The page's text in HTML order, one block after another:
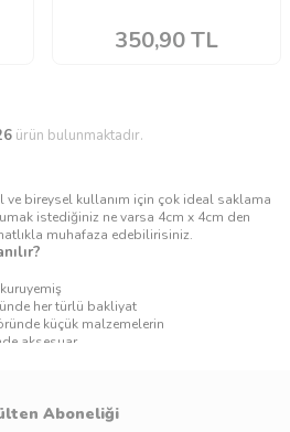
350,90TL
ürün bulunmaktadır.
bireysel kullanım için çok ideal saklama
istediğiniz ne varsa 4cm x 4cm den
muhafaza edebilirisiniz.
her türlü bakliyat
küçük malzemelerin
aksesuar
Aboneliği